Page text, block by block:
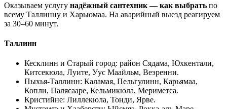
Оказываем услугу надёжный сантехник — как выбрать по
всему Таллинну и Харьюмаа. На аварийный выезд реагируем
за 30–60 минут.
Таллинн
Кесклинн и Старый город: район Сядама, Юхкентали,
Китсекюла, Луите, Уус Маайльм, Веэренни.
Пыхья-Таллинн: Каламая, Пельгулинн, Карьямаа,
Копли, Палясааре, Кельмикюла, Мериметса.
Кристийне: Лиллекюла, Тонди, Ярве.